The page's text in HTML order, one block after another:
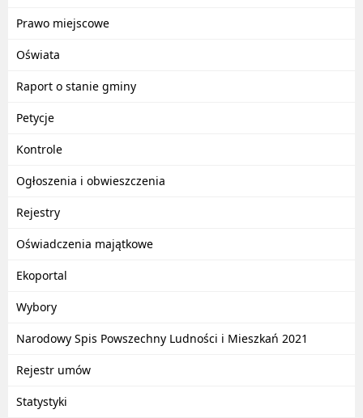
Prawo miejscowe
Oświata
Raport o stanie gminy
Petycje
Kontrole
Ogłoszenia i obwieszczenia
Rejestry
Oświadczenia majątkowe
Ekoportal
Wybory
Narodowy Spis Powszechny Ludności i Mieszkań 2021
Rejestr umów
Statystyki